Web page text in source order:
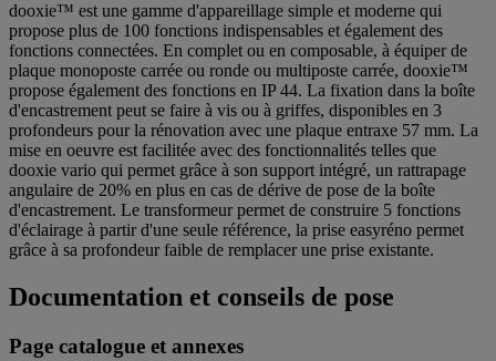
dooxie™ est une gamme d'appareillage simple et moderne qui
propose plus de 100 fonctions indispensables et également des
fonctions connectées. En complet ou en composable, à équiper de
plaque monoposte carrée ou ronde ou multiposte carrée, dooxie™
propose également des fonctions en IP 44. La fixation dans la boîte
d'encastrement peut se faire à vis ou à griffes, disponibles en 3
profondeurs pour la rénovation avec une plaque entraxe 57 mm. La
mise en oeuvre est facilitée avec des fonctionnalités telles que
dooxie vario qui permet grâce à son support intégré, un rattrapage
angulaire de 20% en plus en cas de dérive de pose de la boîte
d'encastrement. Le transformeur permet de construire 5 fonctions
d'éclairage à partir d'une seule référence, la prise easyréno permet
grâce à sa profondeur faible de remplacer une prise existante.
Documentation et conseils de pose
Page catalogue et annexes